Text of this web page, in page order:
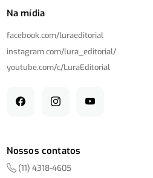
Na mídia
facebook.com/luraeditorial
instagram.com/lura_editorial/
youtube.com/c/LuraEditorial
Nossos contatos
(11) 4318-4605